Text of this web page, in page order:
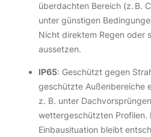
überdachten Bereich (z. B.
unter günstigen
Nicht direktem Regen oder
aussetzen.
IP65: Geschützt gegen
geschützte Außenbereiche
z. B. unter
wettergeschützten Profilen.
Einbausituation bleibt